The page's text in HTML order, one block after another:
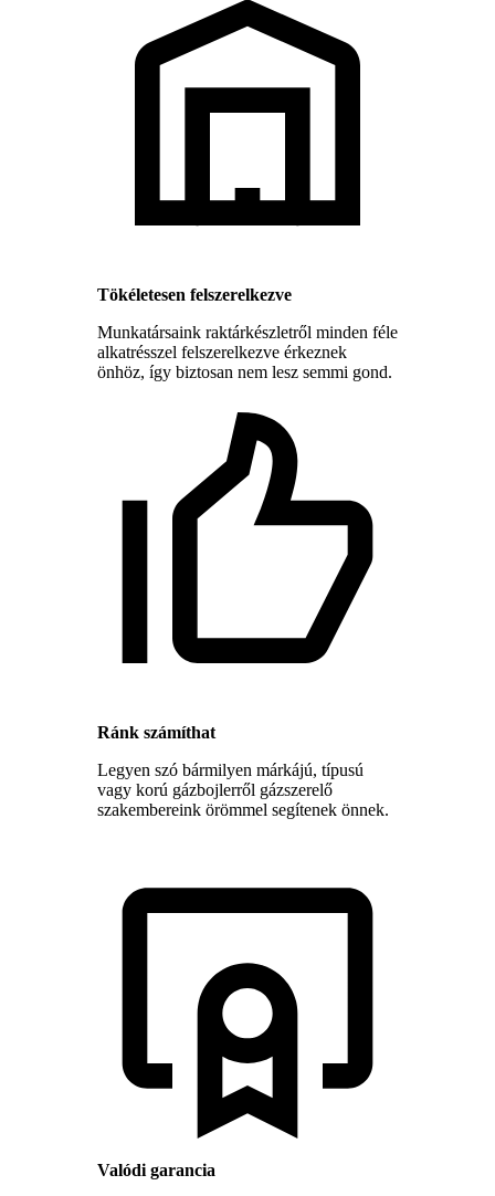
Tökéletesen felszerelkezve
Munkatársaink raktárkészletről minden féle
alkatrésszel felszerelkezve érkeznek
önhöz, így biztosan nem lesz semmi gond.
Ránk számíthat
Legyen szó bármilyen márkájú, típusú
vagy korú gázbojlerről gázszerelő
szakembereink örömmel segítenek önnek.
Valódi garancia